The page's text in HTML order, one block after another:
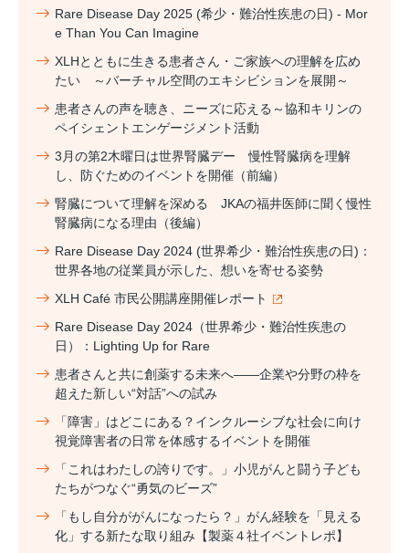
Rare Disease Day 2025 (希少・難治性疾患の日) - Mor
e Than You Can Imagine
XLHとともに生きる患者さん・ご家族への理解を広め
たい ～バーチャル空間のエキシビションを展開～
患者さんの声を聴き、ニーズに応える～協和キリンの
ペイシェントエンゲージメント活動
3月の第2木曜日は世界腎臓デー 慢性腎臓病を理解
し、防ぐためのイベントを開催（前編）
腎臓について理解を深める JKAの福井医師に聞く慢性
腎臓病になる理由（後編）
Rare Disease Day 2024 (世界希少・難治性疾患の日)：
世界各地の従業員が示した、想いを寄せる姿勢
XLH Café 市民公開講座開催レポート
Rare Disease Day 2024（世界希少・難治性疾患の
日）：Lighting Up for Rare
患者さんと共に創薬する未来へ――企業や分野の枠を
超えた新しい“対話”への試み
「障害」はどこにある？インクルーシブな社会に向け
視覚障害者の日常を体感するイベントを開催
「これはわたしの誇りです。」小児がんと闘う子ども
たちがつなぐ“勇気のビーズ”
「もし自分ががんになったら？」がん経験を「見える
化」する新たな取り組み【製薬４社イベントレポ】